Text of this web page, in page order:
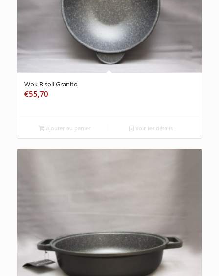
Wok Risoli Granito
€55,70
Ajouter au panier Voir les détails